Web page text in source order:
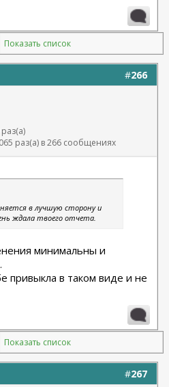
Аврамович А.Г., Клиника СЛ
Показать список
#266
раз(а) в 266 сообщениях
в лучшую сторону и
ждала твоего отчета.
минимальны и
привыкла в таком виде и не
Показать список
#267